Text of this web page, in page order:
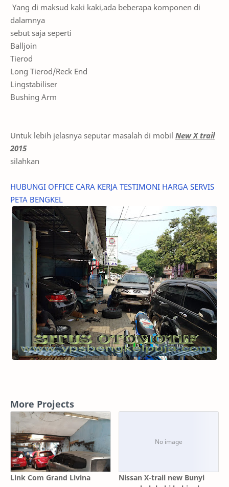
Yang di maksud kaki kaki,ada beberapa komponen di
dalamnya
sebut saja seperti
Balljoin
Tierod
Long Tierod/Reck End
Lingstabiliser
Bushing Arm
Untuk lebih jelasnya seputar masalah di mobil New X trail
2015
silahkan
HUBUNGI OFFICE CARA KERJA TESTIMONI HARGA SERVIS
PETA BENGKEL
More Projects
Link Com Grand Livina
Nissan X-trail new Bunyi